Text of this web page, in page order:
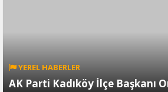
YEREL HABERLER
AK Parti Kadıköy İlçe Başkanı